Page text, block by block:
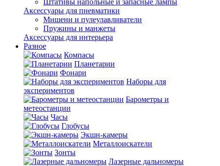
Штативы напольные и запасные лампы
Аксессуары для пневматики
Мишени и пулеулавливатели
Пружины и манжеты
Аксессуары для интерьера
Разное
Компасы
Планетарии
Фонари
Наборы для
экспериментов
Барометры и
метеостанции
Часы
Глобусы
Экшн-камеры
Металлоискатели
Зонты
Лазерные дальномеры